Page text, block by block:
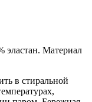
эластан. Материал
в стиральной